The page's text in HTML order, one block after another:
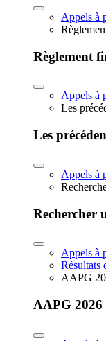
Appels à
Règlement
Appels à
Les
Les
Appels à
Rechercher
Appels à
Résultats
AAPG
AAPG 2026